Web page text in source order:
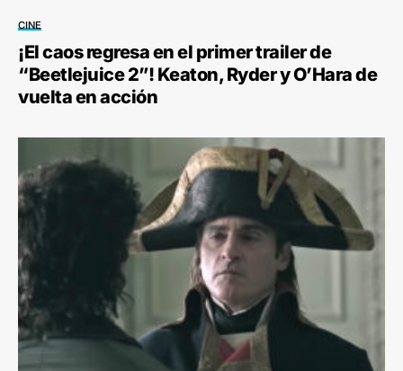
CINE
¡El caos regresa en el primer trailer de
“Beetlejuice 2”! Keaton, Ryder y O’Hara de
vuelta en acción